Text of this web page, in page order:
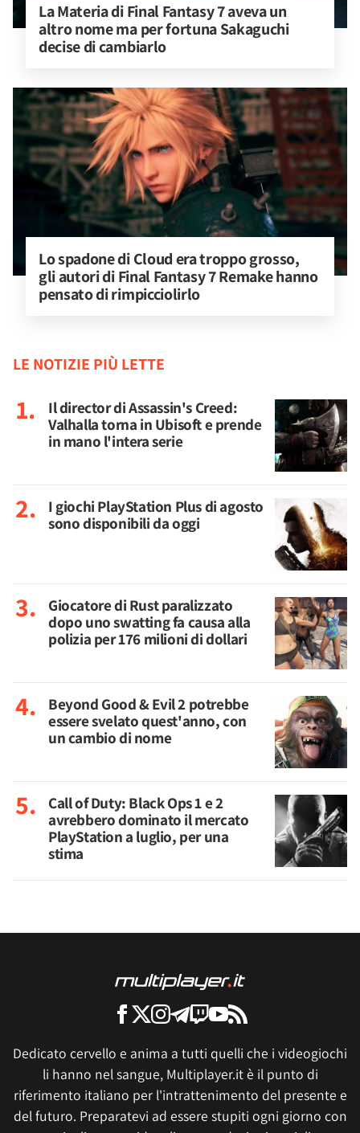
La Materia di Final Fantasy 7 aveva un
altro nome ma per fortuna Sakaguchi
decise di cambiarlo
Lo spadone di Cloud era troppo grosso,
gli autori di Final Fantasy 7 Remake hanno
pensato di rimpicciolirlo
LE NOTIZIE PIÙ LETTE
Il director di Assassin's Creed:
Valhalla torna in Ubisoft e prende
in mano l'intera serie
I giochi PlayStation Plus di agosto
sono disponibili da oggi
Giocatore di Rust paralizzato
dopo uno swatting fa causa alla
polizia per 176 milioni di dollari
Beyond Good & Evil 2 potrebbe
essere svelato quest'anno, con
un cambio di nome
Call of Duty: Black Ops 1 e 2
avrebbero dominato il mercato
PlayStation a luglio, per una
stima
Dedicato cervello e anima a tutti quelli che i videogiochi
li hanno nel sangue, Multiplayer.it è il punto di
riferimento italiano per l'intrattenimento del presente e
del futuro. Preparatevi ad essere stupiti ogni giorno con